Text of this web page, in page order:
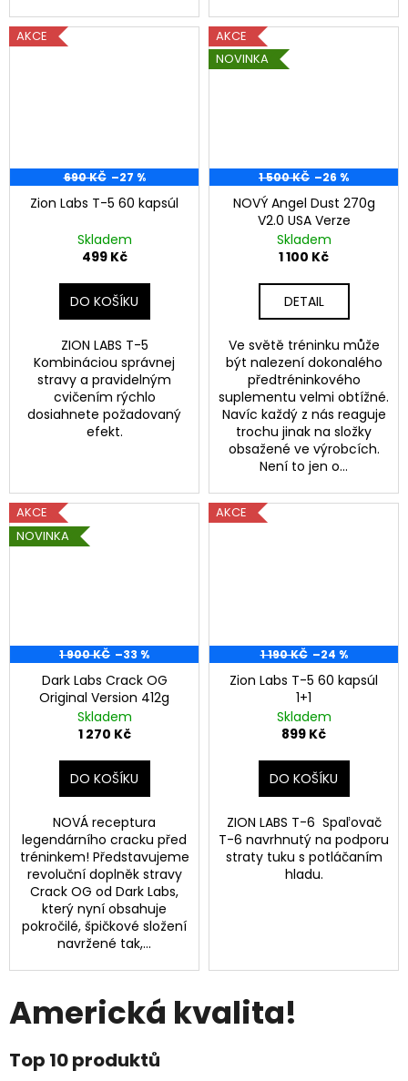
AKCE
690 KČ –27 %
Zion Labs T-5 60 kapsúl
Skladem
499 Kč
DO KOŠÍKU
ZION LABS T-5
Kombináciou správnej
stravy a pravidelným
cvičením rýchlo
dosiahnete požadovaný
efekt.
AKCE
NOVINKA
1 500 KČ –26 %
NOVÝ Angel Dust 270g
V2.0 USA Verze
Skladem
1 100 Kč
DETAIL
Ve světě tréninku může
být nalezení dokonalého
předtréninkového
suplementu velmi obtížné.
Navíc každý z nás reaguje
trochu jinak na složky
obsažené ve výrobcích.
Není to jen o...
AKCE
NOVINKA
1 900 KČ –33 %
Dark Labs Crack OG
Original Version 412g
Skladem
1 270 Kč
DO KOŠÍKU
NOVÁ receptura
legendárního cracku před
tréninkem! Představujeme
revoluční doplněk stravy
Crack OG od Dark Labs,
který nyní obsahuje
pokročilé, špičkové složení
navržené tak,...
AKCE
1 190 KČ –24 %
Zion Labs T-5 60 kapsúl
1+1
Skladem
899 Kč
DO KOŠÍKU
ZION LABS T-6 Spaľovač
T-6 navrhnutý na podporu
straty tuku s potláčaním
hladu.
Americká kvalita!
Top 10 produktů